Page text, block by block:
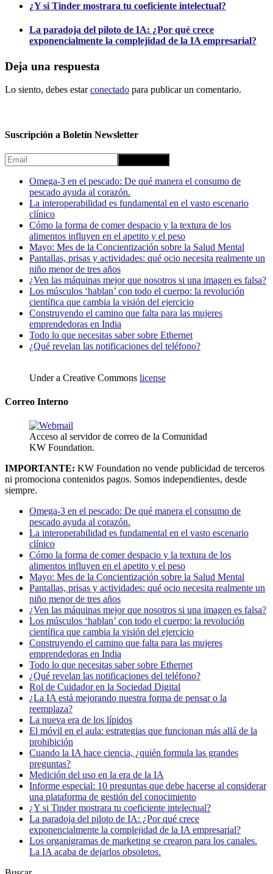
¿Y si Tinder mostrara tu coeficiente intelectual?
La paradoja del piloto de IA: ¿Por qué crece
exponencialmente la complejidad de la IA empresarial?
Deja una respuesta
Lo siento, debes estarconectado para publicar un comentario.
Suscripción a Boletín Newsletter
Omega-3 en el pescado: De qué manera el consumo de
pescado ayuda al corazón.
La interoperabilidad es fundamental en el vasto escenario
clínico
Cómo la forma de comer despacio y la textura de los
alimentos influyen en el apetito y el peso
Mayo: Mes de la Concientización sobre la Salud Mental
Pantallas, prisas y actividades: qué ocio necesita realmente un
niño menor de tres años
¿Ven las máquinas mejor que nosotros si una imagen es falsa?
Los músculos ‘hablan’ con todo el cuerpo: la revolución
científica que cambia la visión del ejercicio
Construyendo el camino que falta para las mujeres
emprendedoras en India
Todo lo que necesitas saber sobre Ethernet
¿Qué revelan las notificaciones del teléfono?
Under a Creative Commons license
Correo Interno
Acceso al servidor de correo de la Comunidad
KW Foundation.
IMPORTANTE: KW Foundation no vende publicidad de terceros
ni promociona contenidos pagos. Somos independientes, desde
siempre.
Omega-3 en el pescado: De qué manera el consumo de
pescado ayuda al corazón.
La interoperabilidad es fundamental en el vasto escenario
clínico
Cómo la forma de comer despacio y la textura de los
alimentos influyen en el apetito y el peso
Mayo: Mes de la Concientización sobre la Salud Mental
Pantallas, prisas y actividades: qué ocio necesita realmente un
niño menor de tres años
¿Ven las máquinas mejor que nosotros si una imagen es falsa?
Los músculos ‘hablan’ con todo el cuerpo: la revolución
científica que cambia la visión del ejercicio
Construyendo el camino que falta para las mujeres
emprendedoras en India
Todo lo que necesitas saber sobre Ethernet
¿Qué revelan las notificaciones del teléfono?
Rol de Cuidador en la Sociedad Digital
¿La IA está mejorando nuestra forma de pensar o la
reemplaza?
La nueva era de los lípidos
El móvil en el aula: estrategias que funcionan más allá de la
prohibición
Cuando la IA hace ciencia, ¿quién formula las grandes
preguntas?
Medición del uso en la era de la IA
Informe especial: 10 preguntas que debe hacerse al considerar
una plataforma de gestión del conocimiento
¿Y si Tinder mostrara tu coeficiente intelectual?
La paradoja del piloto de IA: ¿Por qué crece
exponencialmente la complejidad de la IA empresarial?
Los organigramas de marketing se crearon para los canales.
La IA acaba de dejarlos obsoletos.